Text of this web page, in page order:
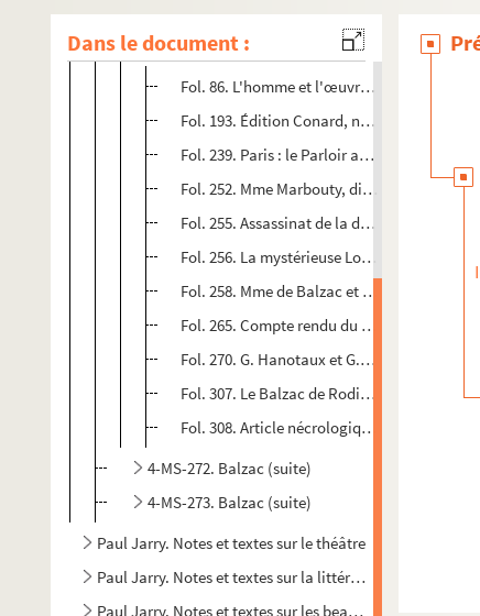
Dans le document :
Hugo
Balzac
Fol. 86. L'homme et l'œuvre : références ;
Fol. 193. Édition Conard, notes
Fol. 239. Paris : le Parloir aux Bourgeois, le
Fol. 252. Mme Marbouty, dite Claire Brunne
Fol. 255. Assassinat de la duchesse de Praslin
Fol. 256. La mystérieuse Louise
Fol. 258. Mme de Balzac et Champfleury
Fol. 265. Compte rendu du livre de René
Fol. 270. G. Hanotaux et G. Vicaire,
Fol. 307. Le Balzac de Rodin, boulevard
Fol. 308. Article nécrologique, par Georges
4-MS-272. Balzac (suite)
4-MS-273. Balzac (suite)
Paul Jarry. Notes et textes sur le théâtre
Paul Jarry. Notes et textes sur la littérature
Paul Jarry. Notes et textes sur les beaux-arts